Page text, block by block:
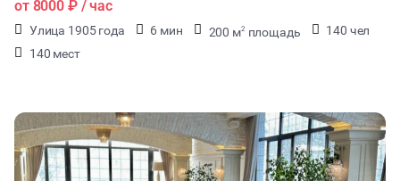
от 8000 ₽/ час
Улица 1905 года 6 мин 200 м2 площадь
140 чел
140 мест